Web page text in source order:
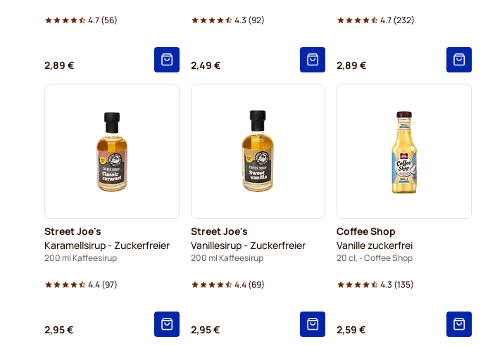
4.7(56)
2,89 €
4.3 (92)
2,49 €
4.7(232)
2,89 €
Street Joe's
Karamellsirup - Zuckerfreier
200 ml Kaffeesirup
4.4(97)
2,95 €
Street Joe's
Vanillesirup - Zuckerfreier
200 ml Kaffeesirup
4.4(69)
2,95 €
Coffee Shop
Vanille zuckerfrei
20 cl. - Coffee Shop
4.3 (135)
2,59 €